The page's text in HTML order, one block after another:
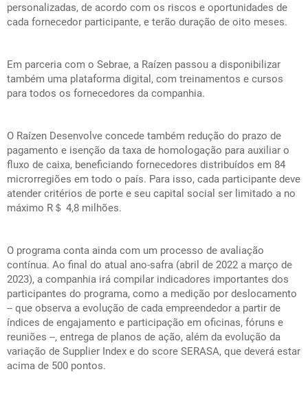
personalizadas, de acordo com os riscos e oportunidades de
cada fornecedor participante, e terão duração de oito meses.
Em parceria com o Sebrae, a Raízen passou a disponibilizar
também uma plataforma digital, com treinamentos e cursos
para todos os fornecedores da companhia.
O Raízen Desenvolve concede também redução do prazo de
pagamento e isenção da taxa de homologação para auxiliar o
fluxo de caixa, beneficiando fornecedores distribuídos em 84
microrregiões em todo o país. Para isso, cada participante deve
atender critérios de porte e seu capital social ser limitado a no
máximo R＄ 4,8 milhões.
O programa conta ainda com um processo de avaliação
contínua. Ao final do atual ano-safra (abril de 2022 a março de
2023), a companhia irá compilar indicadores importantes dos
participantes do programa, como a medição por deslocamento
-- que observa a evolução de cada empreendedor a partir de
índices de engajamento e participação em oficinas, fóruns e
reuniões --, entrega de planos de ação, além da evolução da
variação de Supplier Index e do score SERASA, que deverá estar
acima de 500 pontos.